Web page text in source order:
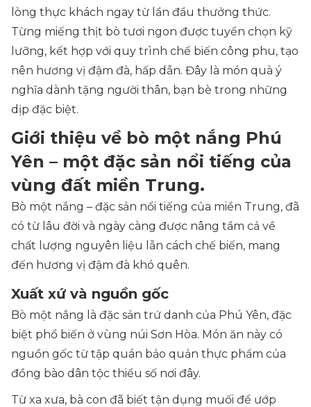
lòng thực khách ngay từ lần đầu thưởng thức.
Từng miếng thịt bò tươi ngon được tuyển chọn kỹ
lưỡng, kết hợp với quy trình chế biến công phu, tạo
nên hương vị đậm đà, hấp dẫn. Đây là món quà ý
nghĩa dành tặng người thân, bạn bè trong những
dịp đặc biệt.
Giới thiệu về bò một nắng Phú
Yên – một đặc sản nổi tiếng của
vùng đất miền Trung.
Bò một nắng – đặc sản nổi tiếng của miền Trung, đã
có từ lâu đời và ngày càng được nâng tầm cả về
chất lượng nguyên liệu lẫn cách chế biến, mang
đến hương vị đậm đà khó quên.
Xuất xứ và nguồn gốc
Bò một nắng là đặc sản trứ danh của Phú Yên, đặc
biệt phổ biến ở vùng núi Sơn Hòa. Món ăn này có
nguồn gốc từ tập quán bảo quản thực phẩm của
đồng bào dân tộc thiểu số nơi đây.
Từ xa xưa, bà con đã biết tận dụng muối để ướp